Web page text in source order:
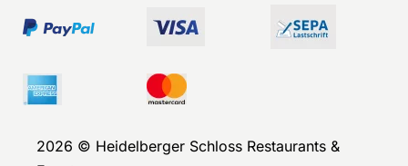
2026 © Heidelberger Schloss Restaurants &